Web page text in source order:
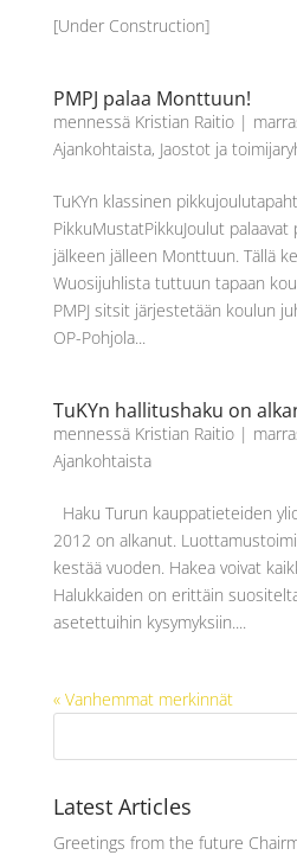
[Under Construction]
PMPJ palaa Monttuun!
mennessä Kristian Raitio|
Ajankohtaista, Jaostot ja
TuKYn klassinen
PikkuMustatPikkuJoulut
jälkeen jälleen Monttuun. Tällä
Wuosijuhlista tuttuun tapaan
PMPJ sitsit järjestetään koulun
OP-Pohjola...
TuKYn hallitushaku on
mennessä Kristian Raitio|
Ajankohtaista
Haku Turun kauppatieteiden
2012 on alkanut.
kestää vuoden. Hakea voivat
Halukkaiden on erittäin
asetettuihin kysymyksiin....
« Vanhemmat merkinnät
Latest Articles
Greetings from the future